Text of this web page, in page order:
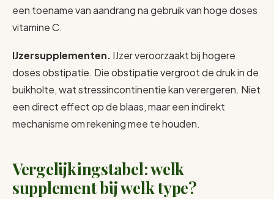
een toename van aandrang na gebruik van hoge doses
vitamine C.
IJzersupplementen. IJzer veroorzaakt bij hogere
doses obstipatie. Die obstipatie vergroot de druk in de
buikholte, wat stressincontinentie kan verergeren. Niet
een direct effect op de blaas, maar een indirekt
mechanisme om rekening mee te houden.
Vergelijkingstabel: welk
supplement bij welk type?